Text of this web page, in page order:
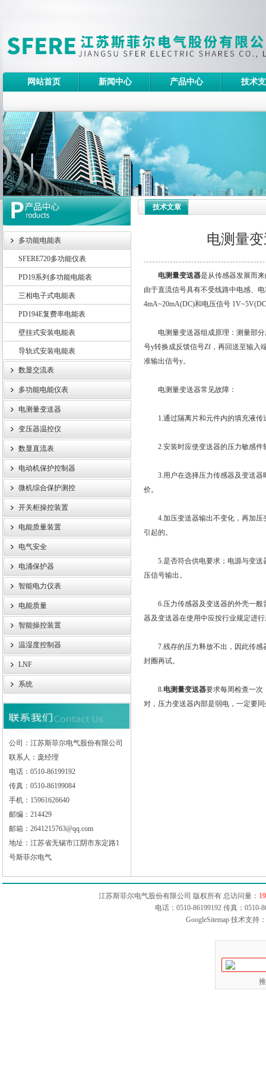
江苏斯菲尔电气股份有限公司
网站首页 新闻中心 产品中心 技术
多功能电能表
SFERE720多功能仪表
PD19系列多功能电能表
三相电子式电能表
PD194E复费率电能表
壁挂式安装电能表
导轨式安装电能表
数显交流表
多功能电能仪表
电测量变送器
变压器温控仪
数显直流表
电动机保护控制器
微机综合保护测控
开关柜操控装置
电能质量装置
电气安全
电涌保护器
智能电力仪表
电能质量
智能操控装置
温湿度控制器
LNF
系统
公司：江苏斯菲尔电气股份有限公司
联系人：庞经理
电话：0510-86199192
传真：0510-86199084
手机：15961626640
邮编：214429
邮箱：2641215763@qq.com
地址：江苏省无锡市江阴市东定路1
号斯菲尔电气
技术文章
电测量
电测量变送器是从传感器发展而
由于直流信号具有不受线路中电感、
4mA~20mA(DC)和电压信号
电测量变送器组成原理：测量部分
号y转换成反馈信号Zf，再回送至输入
准输出信号y。
电测量变送器常见故障：
1.通过隔离片和元件内的填充液传
2.安装时应使变送器的压力敏感件
3.用户在选择压力传感器及变送器
价。
4.加压变送器输出不变化，再加压
引起的。
5.是否符合供电要求；电源与变送
压信号输出。
6.压力传感器及变送器的外壳一般
器及变送器在使用中应按行业规定进
7.残存的压力释放不出，因此传感
封圈再试。
8.电测量变送器要求每周检查一次
对，压力变送器内部是弱电，一定要
江苏斯菲尔电气股份有限公司 版权所有 总访问量：
电话：0510-86199192 传真：
GoogleSitemap技术支持